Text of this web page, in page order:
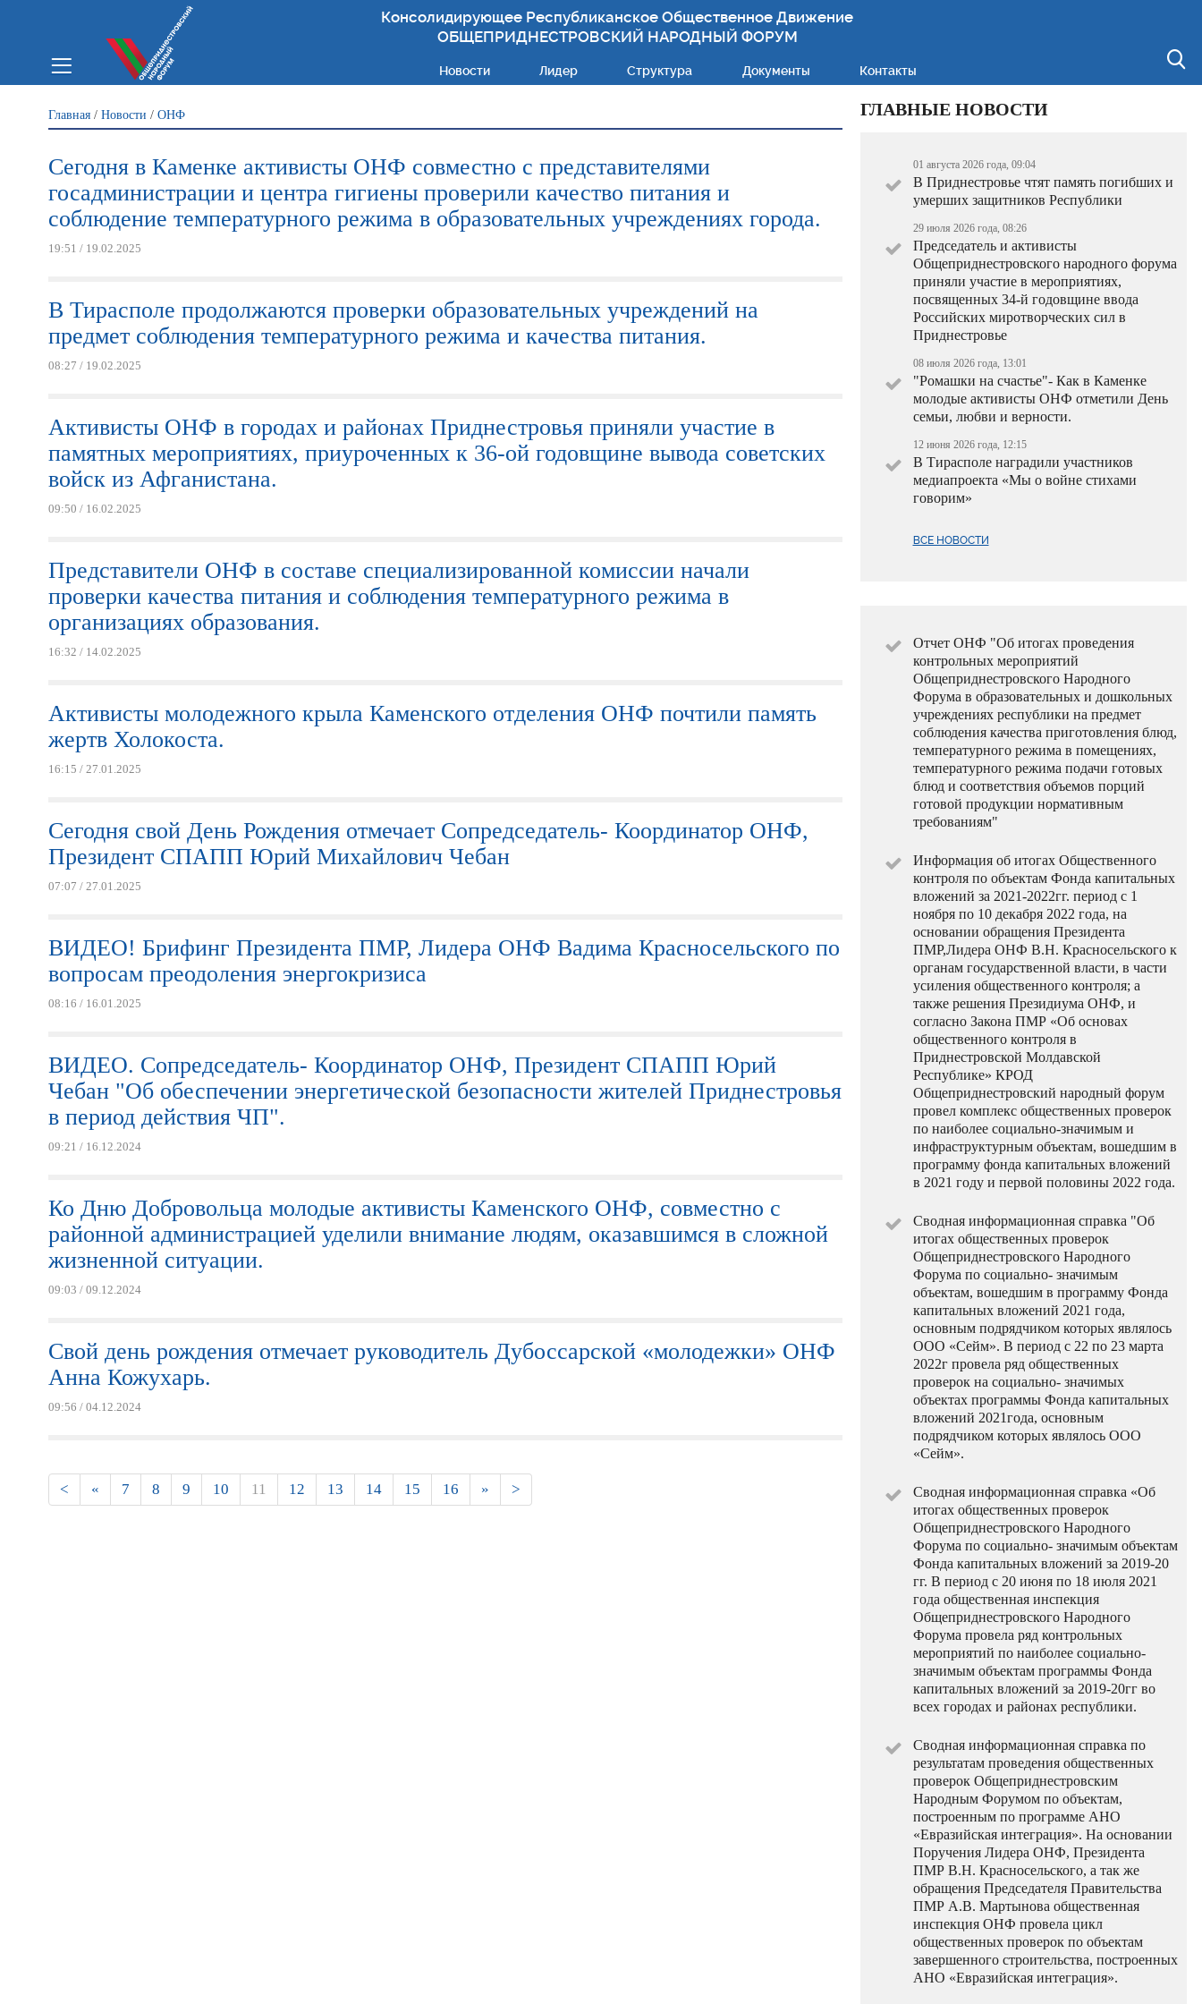
Консолидирующее Республиканское Общественное Движение
ОБЩЕПРИДНЕСТРОВСКИЙ НАРОДНЫЙ ФОРУМ
Новости Лидер Структура Документы Контакты
Вы здесь
Главная/ Новости / ОНФ
Сегодня в Каменке активисты ОНФ совместно с представителями
госадминистрации и центра гигиены проверили качество питания и
соблюдение температурного режима в образовательных учреждениях города.
19:51 / 19.02.2025
В Тирасполе продолжаются проверки образовательных учреждений на
предмет соблюдения температурного режима и качества питания.
08:27 / 19.02.2025
Активисты ОНФ в городах и районах Приднестровья приняли участие в
памятных мероприятиях, приуроченных к 36-ой годовщине вывода советских
войск из Афганистана.
09:50 / 16.02.2025
Представители ОНФ в составе специализированной комиссии начали
проверки качества питания и соблюдения температурного режима в
организациях образования.
16:32 / 14.02.2025
Активисты молодежного крыла Каменского отделения ОНФ почтили память
жертв Холокоста.
16:15 / 27.01.2025
Сегодня свой День Рождения отмечает Сопредседатель- Координатор ОНФ,
Президент СПАПП Юрий Михайлович Чебан
07:07 / 27.01.2025
ВИДЕО! Брифинг Президента ПМР, Лидера ОНФ Вадима Красносельского по
вопросам преодоления энергокризиса
08:16 / 16.01.2025
ВИДЕО. Сопредседатель- Координатор ОНФ, Президент СПАПП Юрий
Чебан "Об обеспечении энергетической безопасности жителей Приднестровья
в период действия ЧП".
09:21 / 16.12.2024
Ко Дню Добровольца молодые активисты Каменского ОНФ, совместно с
районной администрацией уделили внимание людям, оказавшимся в сложной
жизненной ситуации.
09:03 / 09.12.2024
Свой день рождения отмечает руководитель Дубоссарской «молодежки» ОНФ
Анна Кожухарь.
09:56 / 04.12.2024
< « 7 8 9 10 11 12 13 14 15 16 » >
ГЛАВНЫЕ НОВОСТИ
01 августа 2026 года, 09:04
В Приднестровье чтят память погибших и
умерших защитников Республики
29 июля 2026 года, 08:26
Председатель и активисты
Общеприднестровского народного форума
приняли участие в мероприятиях,
посвященных 34-й годовщине ввода
Российских миротворческих сил в
Приднестровье
08 июля 2026 года, 13:01
"Ромашки на счастье"- Как в Каменке
молодые активисты ОНФ отметили День
семьи, любви и верности.
12 июня 2026 года, 12:15
В Тирасполе наградили участников
медиапроекта «Мы о войне стихами
говорим»
ВСЕ НОВОСТИ
Отчет ОНФ "Об итогах проведения
контрольных мероприятий
Общеприднестровского Народного
Форума в образовательных и дошкольных
учреждениях республики на предмет
соблюдения качества приготовления блюд,
температурного режима в помещениях,
температурного режима подачи готовых
блюд и соответствия объемов порций
готовой продукции нормативным
требованиям"
Информация об итогах Общественного
контроля по объектам Фонда капитальных
вложений за 2021-2022гг. период с 1
ноября по 10 декабря 2022 года, на
основании обращения Президента
ПМР,Лидера ОНФ В.Н. Красносельского к
органам государственной власти, в части
усиления общественного контроля; а
также решения Президиума ОНФ, и
согласно Закона ПМР «Об основах
общественного контроля в
Приднестровской Молдавской
Республике» КРОД
Общеприднестровский народный форум
провел комплекс общественных проверок
по наиболее социально-значимым и
инфраструктурным объектам, вошедшим в
программу фонда капитальных вложений
в 2021 году и первой половины 2022 года.
Сводная информационная справка "Об
итогах общественных проверок
Общеприднестровского Народного
Форума по социально- значимым
объектам, вошедшим в программу Фонда
капитальных вложений 2021 года,
основным подрядчиком которых являлось
ООО «Сейм». В период с 22 по 23 марта
2022г провела ряд общественных
проверок на социально- значимых
объектах программы Фонда капитальных
вложений 2021года, основным
подрядчиком которых являлось ООО
«Сейм».
Сводная информационная справка «Об
итогах общественных проверок
Общеприднестровского Народного
Форума по социально- значимым объектам
Фонда капитальных вложений за 2019-20
гг. В период с 20 июня по 18 июля 2021
года общественная инспекция
Общеприднестровского Народного
Форума провела ряд контрольных
мероприятий по наиболее социально-
значимым объектам программы Фонда
капитальных вложений за 2019-20гг во
всех городах и районах республики.
Сводная информационная справка по
результатам проведения общественных
проверок Общеприднестровским
Народным Форумом по объектам,
построенным по программе АНО
«Евразийская интеграция». На основании
Поручения Лидера ОНФ, Президента
ПМР В.Н. Красносельского, а так же
обращения Председателя Правительства
ПМР А.В. Мартынова общественная
инспекция ОНФ провела цикл
общественных проверок по объектам
завершенного строительства, построенных
АНО «Евразийская интеграция».